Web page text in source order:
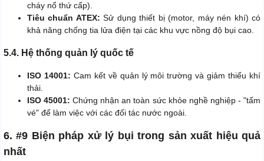
cháy nổ thứ cấp).
Tiêu chuẩn ATEX: Sử dụng thiết bị (motor, máy nén khí) có
khả năng chống tia lửa điện tại các khu vực nồng độ bụi cao.
5.4. Hệ thống quản lý quốc tế
ISO 14001: Cam kết về quản lý môi trường và giảm thiểu khí
thải.
ISO 45001:Chứng nhận an toàn sức khỏe nghề nghiệp - "tấm
vé" để làm việc với các đối tác nước ngoài.
6. #9 Biện pháp xử lý bụi trong sản xuất hiệu quả
nhất